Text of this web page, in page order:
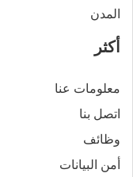
المدن
أكثر
معلومات عنا
اتصل بنا
وظائف
أمن البيانات